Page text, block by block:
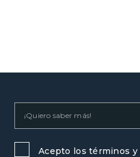
Acepto los términos y